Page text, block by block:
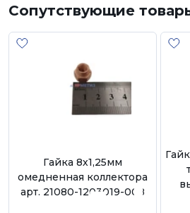
Сопутствующие
Гайка 8х1,25мм
омедненная коллектора
арт. 21080-1203019-008